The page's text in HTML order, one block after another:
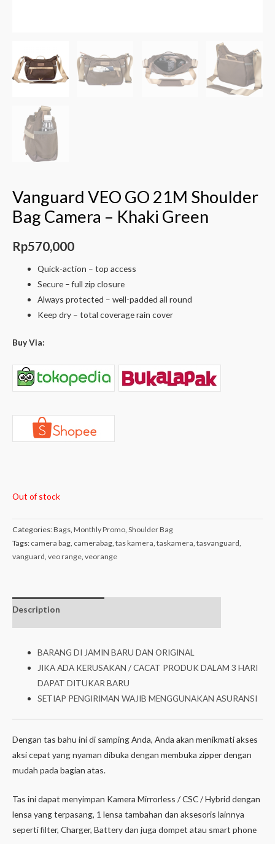
Vanguard VEO GO 21M Shoulder
Bag Camera – Khaki Green
Rp570,000
Quick-action – top access
Secure – full zip closure
Always protected – well-padded all round
Keep dry – total coverage rain cover
Buy Via:
Out of stock
Categories:Bags Monthly Promo Shoulder Bag
Tags: camera bag camerabag tas kamera taskamera tasvanguard
vanguard veo range veorange
Description
BARANG DI JAMIN BARU DAN ORIGINAL
JIKA ADA KERUSAKAN / CACAT PRODUK DALAM 3 HARI
DAPAT DITUKAR BARU
SETIAP PENGIRIMAN WAJIB MENGGUNAKAN ASURANSI
Dengan tas bahu ini di samping Anda, Anda akan menikmati akses
aksi cepat yang nyaman dibuka dengan membuka zipper dengan
mudah pada bagian atas.
Tas ini dapat menyimpan Kamera Mirrorless / CSC / Hybrid dengan
lensa yang terpasang, 1 lensa tambahan dan aksesoris lainnya
seperti filter, Charger, Battery dan juga dompet atau smart phone